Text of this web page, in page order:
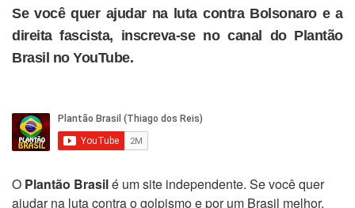
Se você quer ajudar na luta contra Bolsonaro e a
direita fascista, inscreva-se no canal do Plantão
Brasil no YouTube.
O Plantão Brasilé um site independente. Se você quer
ajudar na luta contra o golpismo e por um Brasil melhor,